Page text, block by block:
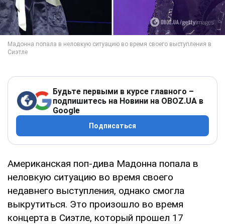
Будьте первыми в курсе главного –
подпишитесь на Новини на OBOZ.UA в
Google
Подписаться
Американская поп-дива Мадонна попала в
неловкую ситуацию во время своего
недавнего выступления, однако смогла
выкрутиться. Это произошло во время
концерта в Сиэтле, который прошел 17